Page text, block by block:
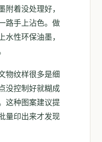
附着没处理好，
路手上沾色。做
水性环保油墨，
物纹样很多是细
没控制好就糊成
这种图案建议提
量印出来才发现